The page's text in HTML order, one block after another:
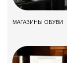
МАГАЗИНЫ ОБУВИ